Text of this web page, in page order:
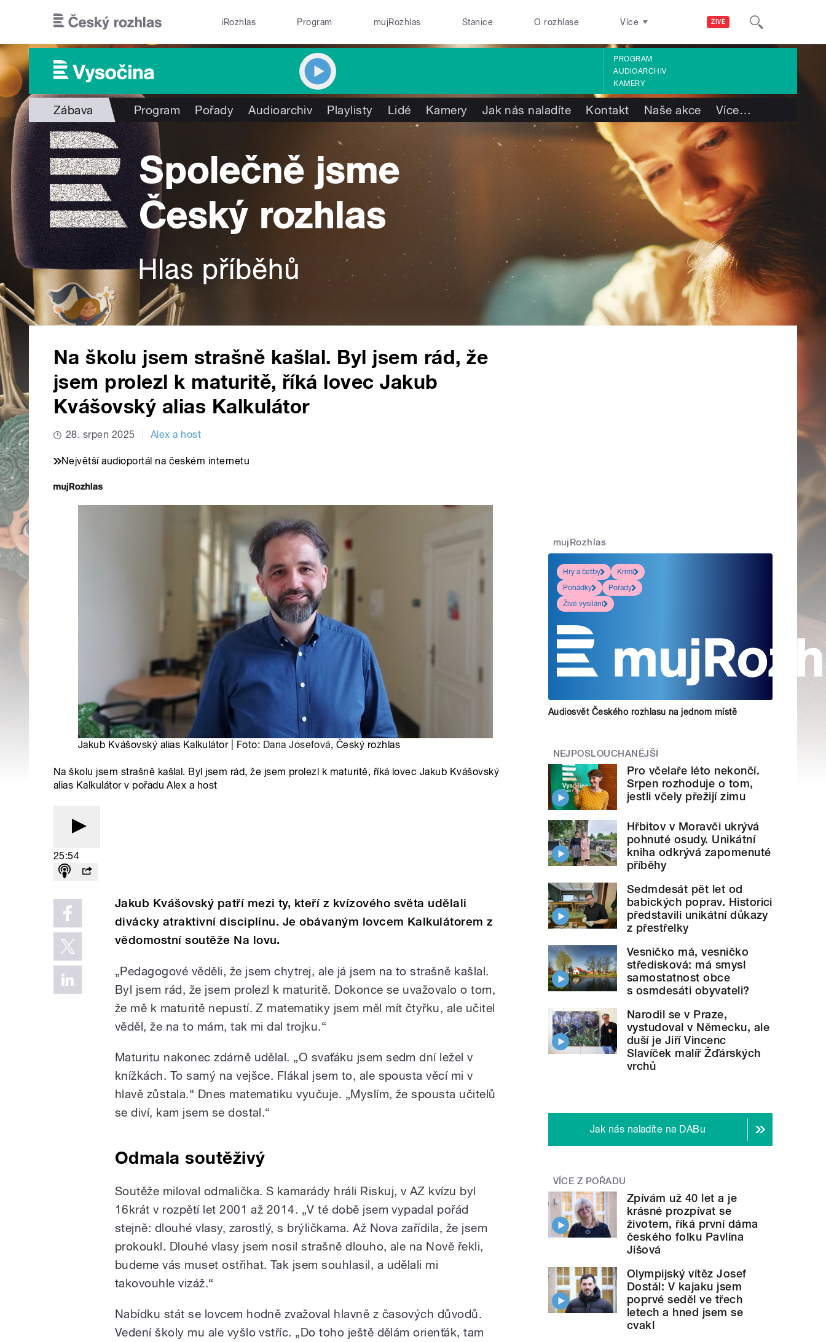
ŽIVĚ
iRozhlas Program mujRozhlas Stanice O rozhlase Více
PROGRAM
AUDIOARCHIV
KAMERY
Zábava Program Pořady Audioarchiv Playlisty Lidé Kamery Jak nás naladíte Kontakt Naše akce Více…
Na školu jsem strašně kašlal. Byl jsem rád, že
jsem prolezl k maturitě, říká lovec Jakub
Kvášovský alias Kalkulátor
28. srpen 2025 Alex a host
Největší audioportál na českém internetu
Jakub Kvášovský alias Kalkulátor | Foto: Dana Josefová, Český rozhlas
Na školu jsem strašně kašlal. Byl jsem rád, že jsem prolezl k maturitě, říká lovec Jakub Kvášovský
alias Kalkulátor v pořadu Alex a host
25:54
Jakub Kvášovský patří mezi ty, kteří z kvízového světa udělali
divácky atraktivní disciplínu. Je obávaným lovcem Kalkulátorem z
vědomostní soutěže Na lovu.
„Pedagogové věděli, že jsem chytrej, ale já jsem na to strašně kašlal.
Byl jsem rád, že jsem prolezl k maturitě. Dokonce se uvažovalo o tom,
že mě k maturitě nepustí. Z matematiky jsem měl mít čtyřku, ale učitel
věděl, že na to mám, tak mi dal trojku.“
Maturitu nakonec zdárně udělal. „O svaťáku jsem sedm dní ležel v
knížkách. To samý na vejšce. Flákal jsem to, ale spousta věcí mi v
hlavě zůstala.“ Dnes matematiku vyučuje. „Myslím, že spousta učitelů
se diví, kam jsem se dostal.“
Odmala soutěživý
Soutěže miloval odmalička. S kamarády hráli Riskuj, v AZ kvízu byl
16krát v rozpětí let 2001 až 2014. „V té době jsem vypadal pořád
stejně: dlouhé vlasy, zarostlý, s brýličkama. Až Nova zařídila, že jsem
prokoukl. Dlouhé vlasy jsem nosil strašně dlouho, ale na Nově řekli,
budeme vás muset ostřihat. Tak jsem souhlasil, a udělali mi
takovouhle vizáž.“
Nabídku stát se lovcem hodně zvažoval hlavně z časových důvodů.
Vedení školy mu ale vyšlo vstříc. „Do toho ještě dělám orienťák, tam
mujRozhlas
Hry a četby
Krimi
Pohádky
Pořady
Živé vysílání
Audiosvět Českého rozhlasu na jednom místě
NEJPOSLOUCHANĚJŠÍ
Pro včelaře léto nekončí.
Srpen rozhoduje o tom,
jestli včely přežijí zimu
Hřbitov v Moravči ukrývá
pohnuté osudy. Unikátní
kniha odkrývá zapomenuté
příběhy
Sedmdesát pět let od
babických poprav. Historici
představili unikátní důkazy
z přestřelky
Vesničko má, vesničko
středisková: má smysl
samostatnost obce
s osmdesáti obyvateli?
Narodil se v Praze,
vystudoval v Německu, ale
duší je Jiří Vincenc
Slavíček malíř Žďárských
vrchů
Jak nás naladíte na DABu
VÍCE Z POŘADU
Zpívám už 40 let a je
krásné prozpívat se
životem, říká první dáma
českého folku Pavlína
Jíšová
Olympijský vítěz Josef
Dostál: V kajaku jsem
poprvé seděl ve třech
letech a hned jsem se
cvakl